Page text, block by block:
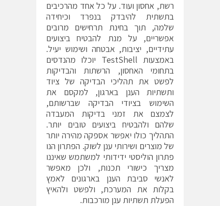
רשת, אחסון ועוד. על כל אחד מהרכיבים
בתשתית להיבדק בנפרד וכיחידה
שלמה, תוך בחינת תרחישים מרובים
אפשריים, על מנת להבטיח ביצועים
עתידיים, יציבות, אבטחה ושימוש יעיל.
באמצעות TestShell יוכלו מהנדסים
בתחומי האחסון, הרשתות והבדיקות
לפשט את תהליכי הבדיקה של ציוד
ותשתיות הענן בארגון, למקסם את
השימוש בציודי הבדיקה שברשותם,
לצמצם את זמני בדיקות המעבדה
שלהם ולהבטיח ביצועים טובים יותר.
התהליך כולו יאפשר אספקה מהירה יותר
של מוצרים ושירותי ענן לשוק. הפתרון הנו
פתרון הוליסטי ידידותי למשתמש שאיננו
מצריך כישורי תכנות, ולכן מאפשר
לאנשי סביבת הענן בארגונים לאמץ
בקלות את המערכת, ולפשט ולהאיץ
הפעלת תשתיות ענן מורכבות.